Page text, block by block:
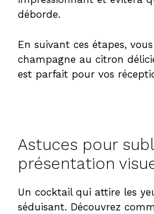
déborde.
En suivant ces étapes,
champagne au citron
est parfait pour vos
Astuces pour
présentation
Un cocktail qui attire les
séduisant. Découvrez